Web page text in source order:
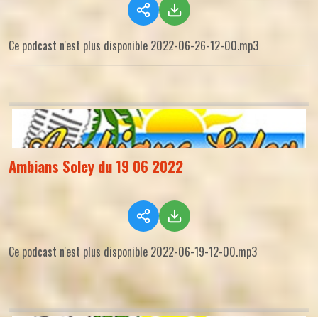
Ce podcast n'est plus disponible 2022-06-26-12-00.mp3
Ambians Soley du 19 06 2022
Ce podcast n'est plus disponible 2022-06-19-12-00.mp3